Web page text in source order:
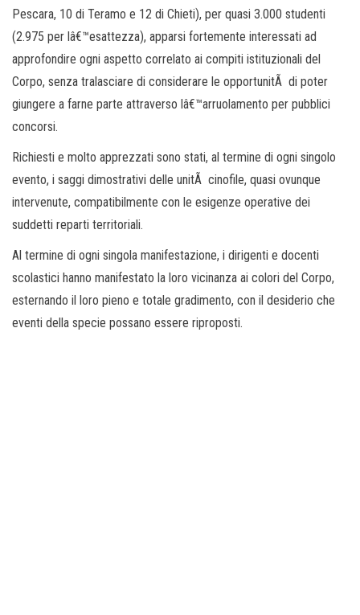
Pescara, 10 di Teramo e 12 di Chieti), per quasi 3.000 studenti
(2.975 per lâ€™esattezza), apparsi fortemente interessati ad
approfondire ogni aspetto correlato ai compiti istituzionali del
Corpo, senza tralasciare di considerare le opportunitÃ di poter
giungere a farne parte attraverso lâ€™arruolamento per pubblici
concorsi.
Richiesti e molto apprezzati sono stati, al termine di ogni singolo
evento, i saggi dimostrativi delle unitÃ cinofile, quasi ovunque
intervenute, compatibilmente con le esigenze operative dei
suddetti reparti territoriali.
Al termine di ogni singola manifestazione, i dirigenti e docenti
scolastici hanno manifestato la loro vicinanza ai colori del Corpo,
esternando il loro pieno e totale gradimento, con il desiderio che
eventi della specie possano essere riproposti.